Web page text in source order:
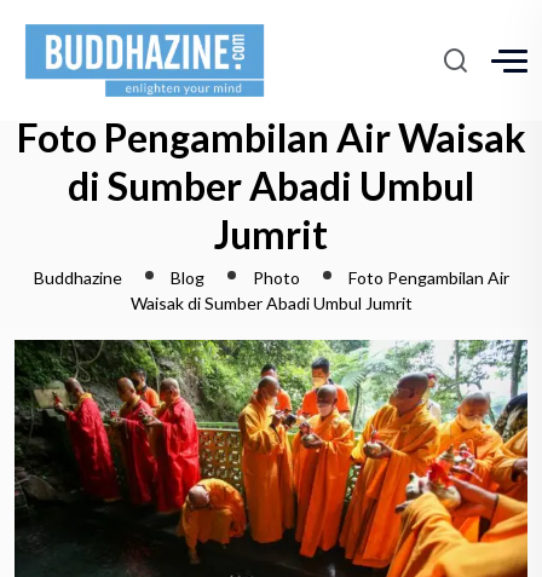
Foto Pengambilan Air Waisak
di Sumber Abadi Umbul
Jumrit
Buddhazine Blog Photo
Foto Pengambilan Air
Waisak di Sumber Abadi Umbul Jumrit